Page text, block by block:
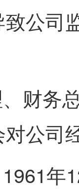
公司
财务
公司
年